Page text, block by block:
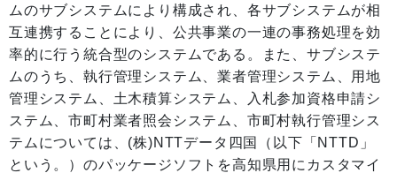
ムのサブシステムにより構成され、各サブシステムが相
互連携することにより、公共事業の一連の事務処理を効
率的に行う統合型のシステムである。また、サブシステ
ムのうち、執行管理システム、業者管理システム、用地
管理システム、土木積算システム、入札参加資格申請シ
ステム、市町村業者照会システム、市町村執行管理シス
テムについては、(株)NTTデータ四国（以下「NTTD」
という。）のパッケージソフトを高知県用にカスタマイ